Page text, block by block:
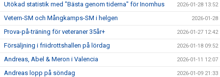
Utökad statistik med "Bästa genom tiderna" för Inomhus 2026-01-28 13:52
Vetern-SM och Mångkamps-SM i helgen 2026-01-28
Prova-på-träning för veteraner 35år+ 2026-01-27 12:42
Försäljning i friidrottshallen på lördag 2026-01-18 09:52
Andreas, Abel & Meron i Valencia 2026-01-11 12:07
Andreas lopp på söndag 2026-01-09 21:33